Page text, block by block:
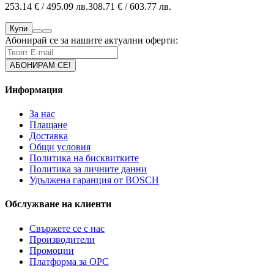
253.14 € / 495.09 лв.308.71 € / 603.77 лв.
Купи
Абонирай се за нашите актуални оферти:
Информация
За нас
Плащане
Доставка
Общи условия
Политика на бисквитките
Политика за личните данни
Удължена гаранция от BOSCH
Обслужване на клиенти
Свържете се с нас
Производители
Промоции
Платформа за ОРС